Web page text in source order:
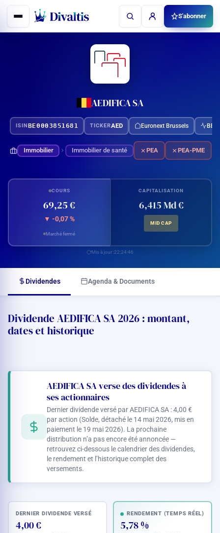
Aller
contenu
S'abonner
AEDIFICA SA
ISINBE0003851681 TICKERAED Euronext Brussels BEL
Immobilier Immobilier de santé PEA PEA-PME
COURS
69,25 €
▼ -0,07 %
Marché fermé
CAPITALISATION
6,415 Md €
MID CAP
Mis à jour :22:24:46
Dividendes Agenda & Documents
Dividende AEDIFICA SA 2026 : montant,
dates et historique
AEDIFICA SA verse des dividendes à
ses actionnaires
Dernier dividende versé par AEDIFICA SA :4,00 €
par action (Solde, détaché le 14 mai 2026, mis en
paiement le 19 mai 2026). La prochaine
distribution n’a pas encore été annoncée —
retrouvez ci-dessous le calendrier des dividendes,
le rendement et l’historique complet des
versements.
DERNIER DIVIDENDE VERSÉ
4,00 €
RENDEMENT (TEMPS RÉEL)
5,78 %